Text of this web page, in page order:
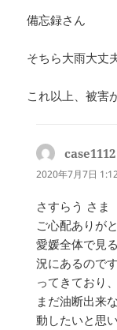
備忘録さん
そちら大雨大丈
これ以上、被害
case1112
2020年7月7日
さすらう さま
ご心配ありが
愛媛全体で見
況にあるので
ってきており
まだ油断出来
動したいと思い